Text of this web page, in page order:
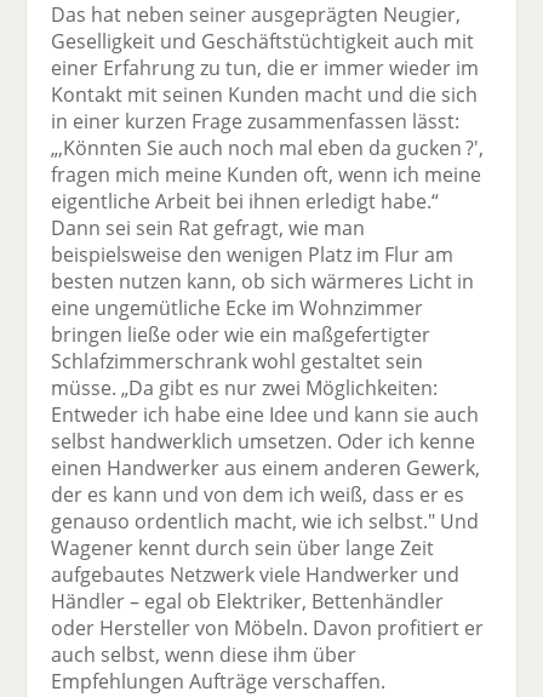
Das hat neben seiner ausgeprägten Neugier,
Geselligkeit und Geschäftstüchtigkeit auch mit
einer Erfahrung zu tun, die er immer wieder im
Kontakt mit seinen Kunden macht und die sich
in einer kurzen Frage zusammenfassen lässt:
„,Könnten Sie auch noch mal eben da gucken ?',
fragen mich meine Kunden oft, wenn ich meine
eigentliche Arbeit bei ihnen erledigt habe.“
Dann sei sein Rat gefragt, wie man
beispielsweise den wenigen Platz im Flur am
besten nutzen kann, ob sich wärmeres Licht in
eine ungemütliche Ecke im Wohnzimmer
bringen ließe oder wie ein maßgefertigter
Schlafzimmerschrank wohl gestaltet sein
müsse. „Da gibt es nur zwei Möglichkeiten:
Entweder ich habe eine Idee und kann sie auch
selbst handwerklich umsetzen. Oder ich kenne
einen Handwerker aus einem anderen Gewerk,
der es kann und von dem ich weiß, dass er es
genauso ordentlich macht, wie ich selbst." Und
Wagener kennt durch sein über lange Zeit
aufgebautes Netzwerk viele Handwerker und
Händler – egal ob Elektriker, Bettenhändler
oder Hersteller von Möbeln. Davon profitiert er
auch selbst, wenn diese ihm über
Empfehlungen Aufträge verschaffen.